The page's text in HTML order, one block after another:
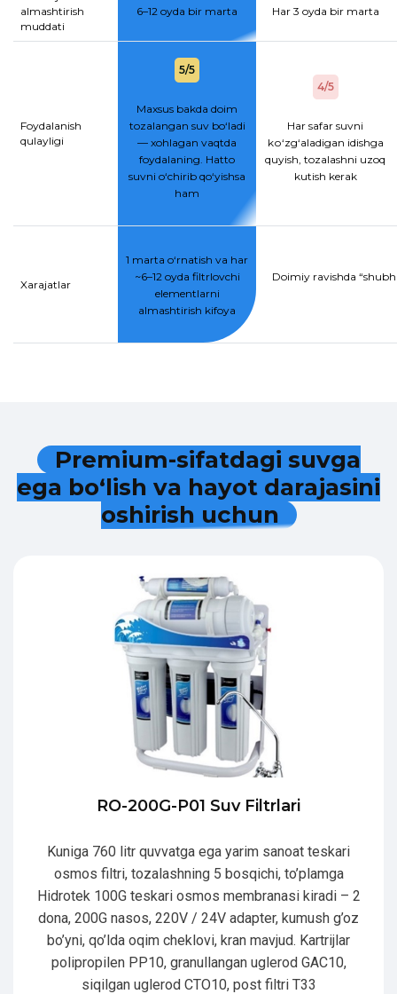
almashtirish
muddati
6–12 oyda bir marta Har 3 oyda bir marta
Foydalanish
qulayligi
5/5
Maxsus bakda doim
tozalangan suv bo‘ladi
— xohlagan vaqtda
foydalaning. Hatto
suvni o‘chirib qo‘yishsa
ham
4/5
Har safar suvni
kо‘zg‘aladigan idishga
quyish, tozalashni uzoq
kutish kerak
Xarajatlar
1 marta o‘rnatish va har
~6–12 oyda filtrlovchi
elementlarni
almashtirish kifoya
Doimiy ravishda
Premium-sifatdagi suvga
ega bo‘lish va hayot darajasini
oshirish uchun
RO-200G-P01 Suv Filtrlari
Kuniga 760 litr quvvatga ega yarim sanoat teskari
osmos filtri, tozalashning 5 bosqichi, to’plamga
Hidrotek 100G teskari osmos membranasi kiradi – 2
dona, 200G nasos, 220V / 24V adapter, kumush g’oz
bo’yni, qo’lda oqim cheklovi, kran mavjud. Kartrijlar
polipropilen PP10, granullangan uglerod GAC10,
siqilgan uglerod CTO10, post filtri T33